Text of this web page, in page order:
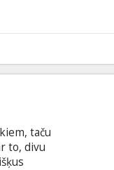
taču
to, divu